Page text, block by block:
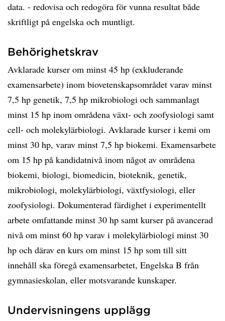
data. - redovisa och redogöra för vunna resultat både
skriftligt på engelska och muntligt.
Behörighetskrav
Avklarade kurser om minst 45 hp (exkluderande
examensarbete) inom biovetenskapsområdet varav minst
7,5 hp genetik, 7,5 hp mikrobiologi och sammanlagt
minst 15 hp inom områdena växt- och zoofysiologi samt
cell- och molekylärbiologi. Avklarade kurser i kemi om
minst 30 hp, varav minst 7,5 hp biokemi. Examensarbete
om 15 hp på kandidatnivå inom något av områdena
biokemi, biologi, biomedicin, bioteknik, genetik,
mikrobiologi, molekylärbiologi, växtfysiologi, eller
zoofysiologi. Dokumenterad färdighet i experimentellt
arbete omfattande minst 30 hp samt kurser på avancerad
nivå om minst 60 hp varav i molekylärbiologi minst 30
hp och därav en kurs om minst 15 hp som till sitt
innehåll ska föregå examensarbetet, Engelska B från
gymnasieskolan, eller motsvarande kunskaper.
Undervisningens upplägg